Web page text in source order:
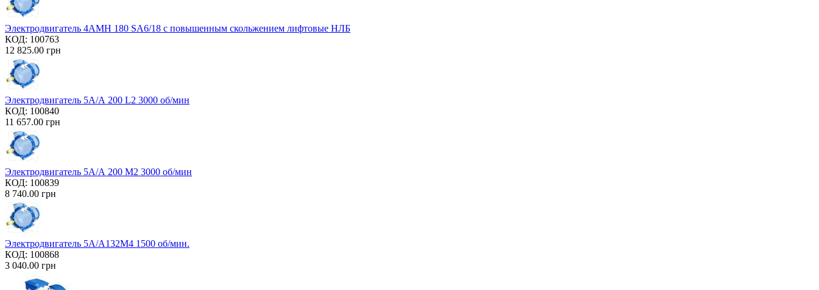
Электродвигатель 4AMH 180 SA6/18 с повышенным скольжением лифтовые НЛБ
КОД: 100763
12 825.00 грн
Электродвигатель 5А/А 200 L2 3000 об/мин
КОД: 100840
11 657.00 грн
Электродвигатель 5А/А 200 М2 3000 об/мин
КОД: 100839
8 740.00 грн
Электродвигатель 5А/А132М4 1500 об/мин.
КОД: 100868
3 040.00 грн